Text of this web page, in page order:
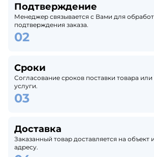
Подтверждение
Менеджер связывается с Вами для
подтверждения заказа.
Сроки
Согласование сроков поставки товара
услуги.
Доставка
Заказанный товар доставляется на объект
адресу.